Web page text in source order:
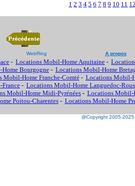
1 2 3 4 5 6 7 8 9 10 11
WebRing A propos
- Locations Mobil-Home Aquitaine -
Bourgogne- Locations Mobil-Home
Mobil-Home Franche-Comté- Locations Mobil-
- Locations Mobil-Home Languedoc-
Mobil-Home Midi-Pyrénées - Locations Mobil-
Poitou-Charentes- Locations Mobil-Home
@Copyright 2005-